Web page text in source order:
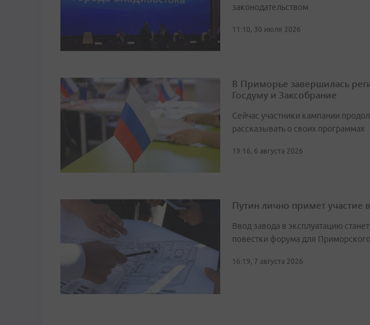
законодательством
11:10, 30 июля 2026
В Приморье завершилась
Госдуму и Заксобрание
Сейчас участники кампании
рассказывать о своих программах
19:16, 6 августа 2026
Путин лично примет участие
Ввод завода в эксплуатацию
повестки форума для
16:19, 7 августа 2026